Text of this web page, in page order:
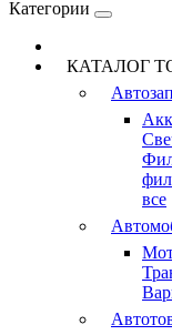
Категории
КАТАЛОГ
все